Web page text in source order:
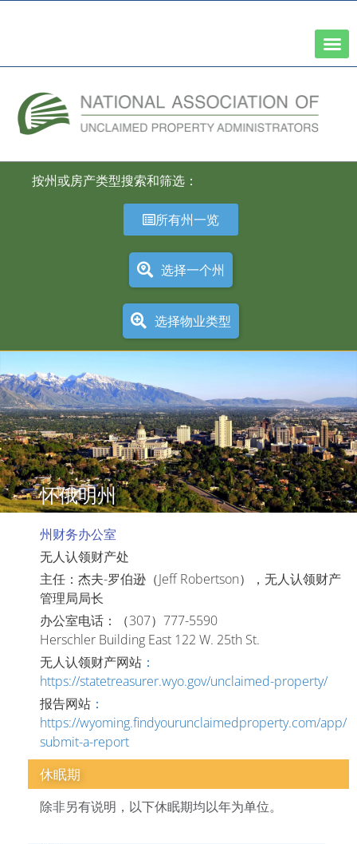
按州或房产类型搜索和筛选：
所有州一览
选择一个州
选择物业类型
怀俄明州
州财务办公室
无人认领财产处
主任：杰夫-罗伯逊（Jeff Robertson），无人认领财产
管理局局长
办公室电话：（307）777-5590
Herschler Building East 122 W. 25th St.
无人认领财产网站 ：
https://statetreasurer.wyo.gov/unclaimed-property/
报告网站 ：
https://wyoming.findyourunclaimedproperty.com/app/
submit-a-report
休眠期
除非另有说明，以下休眠期均以年为单位。